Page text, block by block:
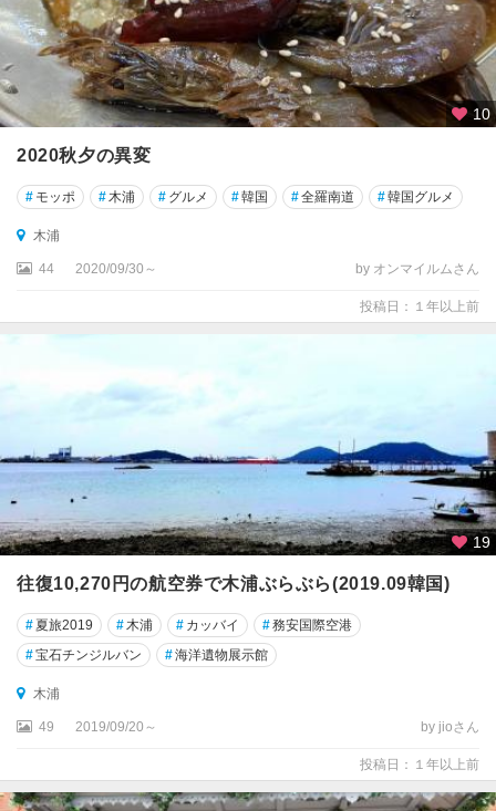
10
2020秋夕の異変
# モッポ # 木浦 # グルメ #韓国 #全羅南道 #韓国グルメ
木浦
44 2020/09/30～ by オンマイルムさん
投稿日：１年以上前
19
往復10,270円の航空券で木浦ぶらぶら(2019.09韓国)
# 夏旅2019 # 木浦 # カッバイ #務安国際空港
#宝石チンジルバン #海洋遺物展示館
木浦
49 2019/09/20～ by jioさん
投稿日：１年以上前